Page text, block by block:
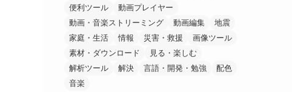
便利ツール
動画プレイヤー
動画・音楽ストリーミング
動画編集
地震
家庭・生活
情報 災害・救援
画像ツール
素材・ダウンロード
見る・楽しむ
解析ツール
解決 言語・開発・勉強
配色
音楽